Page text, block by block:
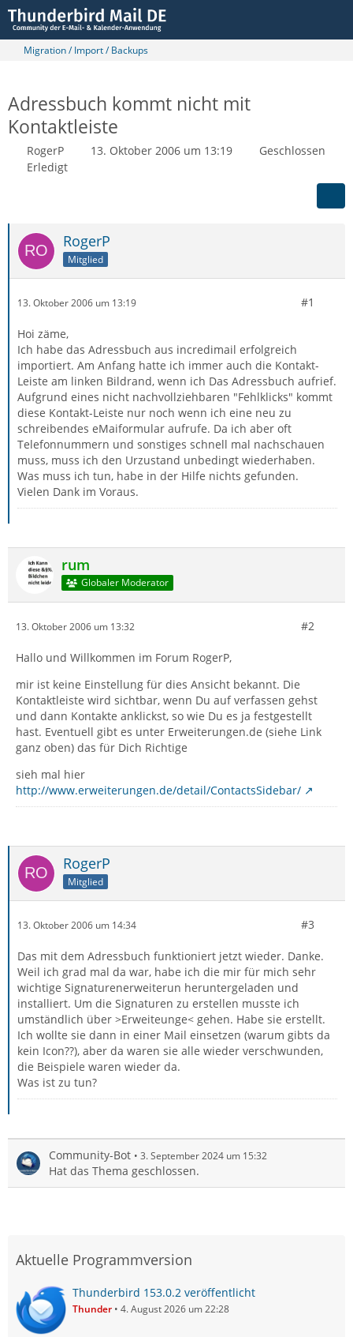
Migration / Import / Backups
Adressbuch kommt nicht mit
Kontaktleiste
RogerP 13. Oktober 2006 um 13:19
Geschlossen
Erledigt
RogerP
Mitglied
13. Oktober 2006 um 13:19 #1
Hoi zäme,
Ich habe das Adressbuch aus incredimail erfolgreich
importiert. Am Anfang hatte ich immer auch die Kontakt-
Leiste am linken Bildrand, wenn ich Das Adressbuch aufrief.
Aufgrund eines nicht nachvollziehbaren "Fehlklicks" kommt
diese Kontakt-Leiste nur noch wenn ich eine neu zu
schreibendes eMaiformular aufrufe. Da ich aber oft
Telefonnummern und sonstiges schnell mal nachschauen
muss, muss ich den Urzustand unbedingt wiederhaben.
Was muss ich tun, habe in der Hilfe nichts gefunden.
Vielen Dank im Voraus.
rum
Globaler Moderator
13. Oktober 2006 um 13:32 #2
Hallo und Willkommen im Forum RogerP,
mir ist keine Einstellung für dies Ansicht bekannt. Die
Kontaktleiste wird sichtbar, wenn Du auf verfassen gehst
und dann Kontakte anklickst, so wie Du es ja festgestellt
hast. Eventuell gibt es unter Erweiterungen.de (siehe Link
ganz oben) das für Dich Richtige
sieh mal hier
http://www.erweiterungen.de/detail/ContactsSidebar/
RogerP
Mitglied
13. Oktober 2006 um 14:34 #3
Das mit dem Adressbuch funktioniert jetzt wieder. Danke.
Weil ich grad mal da war, habe ich die mir für mich sehr
wichtige Signaturenerweiterun heruntergeladen und
installiert. Um die Signaturen zu erstellen musste ich
umständlich über >Erweiteunge< gehen. Habe sie erstellt.
Ich wollte sie dann in einer Mail einsetzen (warum gibts da
kein Icon??), aber da waren sie alle wieder verschwunden,
die Beispiele waren wieder da.
Was ist zu tun?
Community-Bot 3. September 2024 um 15:32
Hat das Thema geschlossen.
Aktuelle Programmversion
Thunderbird 153.0.2 veröffentlicht
Thunder 4. August 2026 um 22:28